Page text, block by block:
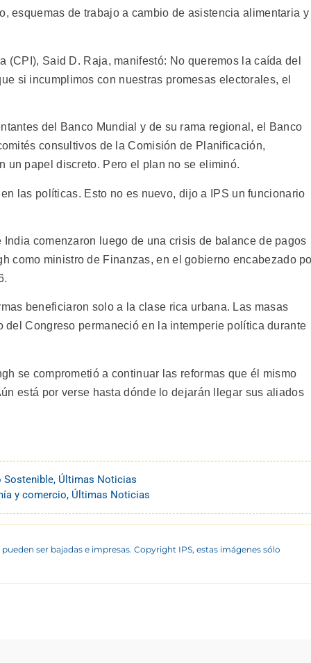
esquemas de trabajo a cambio de asistencia alimentaria y
Said D. Raja, manifestó: No queremos la caída del
si incumplimos con nuestras promesas electorales, el
del Banco Mundial y de su rama regional, el Banco
consultivos de la Comisión de Planificación,
un papel discreto. Pero el plan no se eliminó.
las políticas. Esto no es nuevo, dijo a IPS un funcionario
comenzaron luego de una crisis de balance de pagos
como ministro de Finanzas, en el gobierno encabezado
beneficiaron solo a la clase rica urbana. Las masas
Congreso permaneció en la intemperie política durante
se comprometió a continuar las reformas que él mismo
está por verse hasta dónde lo dejarán llegar sus aliados
Sostenible, Últimas Noticias
y comercio, Últimas Noticias
ser bajadas e impresas. Copyright IPS, estas imágenes sólo